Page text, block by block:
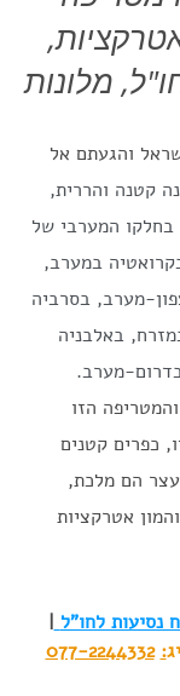
מלונות
קטנה והררית,
בחלקו המערבי של
במערב,
מערב, בסרביה
באלבניה
מערב.
הזו
כפרים קטנים
עצר הם מלכת,
אטרקציות
נסיעות לחו"ל |
:
077-2244332